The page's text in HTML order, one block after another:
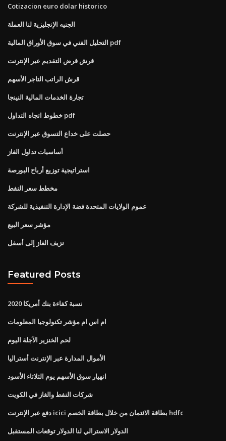
Cotizacion euro dolar historico
الجنيه الإنجليزية لنا العملة
التحليل الفني في سوق الأوراق المالية pdf
قرش قرض التقديم عبر الإنترنت
قرش الراتب التاجر الأسهم
تجارة الخدمات المالية النينجا
خطوط اتجاه التداول pdf
حصلت على خداع التسوق عبر الإنترنت
أساسيات تداول الغاز
استراتيجية توزيع أرباح البورصة
مخطط سعر النفط
عموم الولايات المتحدة فضة الإدارة التنفيذية للشركة
مؤشر سعر البيع
نزيف الغاز إلى أسفل
Featured Posts
نسبة كفاءة بنك أمريكا 2020
ام اس ام مؤشر تكنولوجيا المعلومات
لحم الخنزير الآجلة اليوم
الأموال المدارة عبر الإنترنت أستراليا
انهيار سوق الأسهم يوم الثلاثاء الأسود
شركات النفط والغاز في الكويت
دفع عبر الإنترنت icici بطاقة الائتمان من خلال بطاقة الخصم hdfc
الدولار الاسترالي لنا الدولار توقعات المستقبل